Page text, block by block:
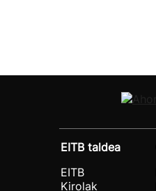
EITB taldea
EITB
Kirolak